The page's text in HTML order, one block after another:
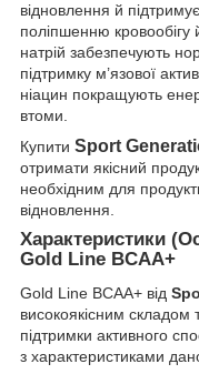
відновлення й
поліпшенню кровообігу
натрій забезпечують
підтримку м’язової
ніацин покращують
втоми.
Купити Sport
отримати якісний
необхідним для
відновлення.
Характеристики
Gold Line BCAA+
Gold Line BCAA+ від
високоякісним
підтримки активного
з характеристиками